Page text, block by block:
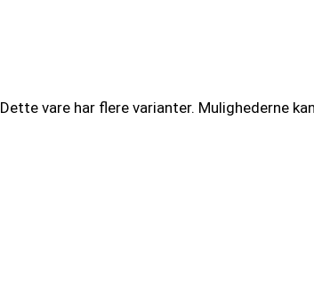
Dette vare har flere varianter. Mulighederne